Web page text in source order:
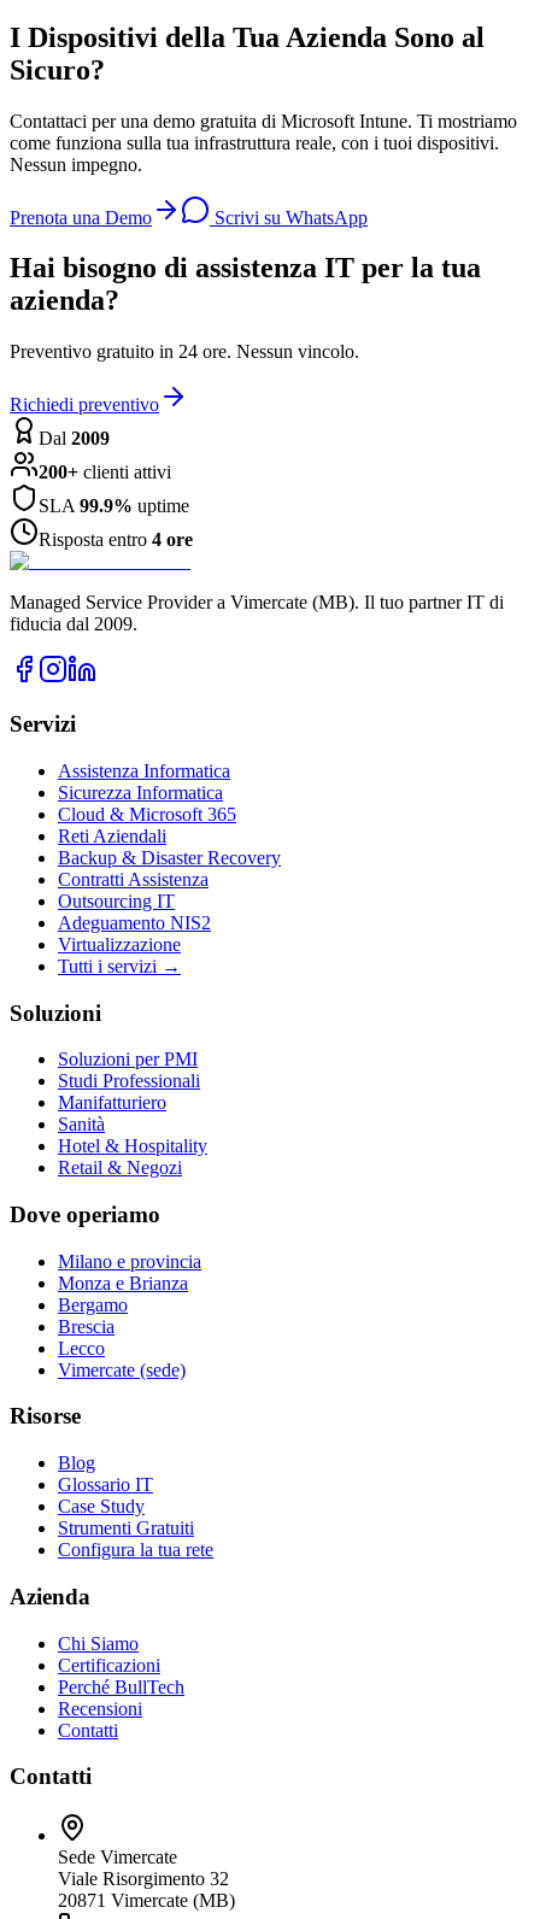
I Dispositivi della Tua Azienda Sono al
Sicuro?
Contattaci per una demo gratuita di Microsoft Intune. Ti mostriamo
come funziona sulla tua infrastruttura reale, con i tuoi dispositivi.
Nessun impegno.
Prenota una Demo Scrivi su WhatsApp
Hai bisogno di assistenza IT per la tua
azienda?
Preventivo gratuito in 24 ore. Nessun vincolo.
Richiedi preventivo
Dal 2009
200+ clienti attivi
SLA 99.9% uptime
Risposta entro 4 ore
Managed Service Provider a Vimercate (MB). Il tuo partner IT di
fiducia dal 2009.
Servizi
Assistenza Informatica
Sicurezza Informatica
Cloud & Microsoft 365
Reti Aziendali
Backup & Disaster Recovery
Contratti Assistenza
Outsourcing IT
Adeguamento NIS2
Virtualizzazione
Tutti i servizi →
Soluzioni
Soluzioni per PMI
Studi Professionali
Manifatturiero
Sanità
Hotel & Hospitality
Retail & Negozi
Dove operiamo
Milano e provincia
Monza e Brianza
Bergamo
Brescia
Lecco
Vimercate (sede)
Risorse
Blog
Glossario IT
Case Study
Strumenti Gratuiti
Configura la tua rete
Azienda
Chi Siamo
Certificazioni
Perché BullTech
Recensioni
Contatti
Contatti
Sede Vimercate
Viale Risorgimento 32
20871 Vimercate (MB)